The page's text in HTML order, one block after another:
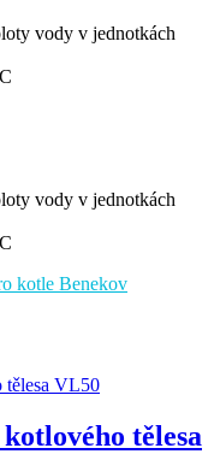
vody v jednotkách
vody v jednotkách
kotle Benekov
tělesa